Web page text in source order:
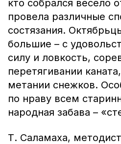
кто собрался весело
провела различные
состязания.
большие – с
силу и ловкость,
перетягивании
метании снежков.
по нраву всем
народная забава –
Т. Саламаха,